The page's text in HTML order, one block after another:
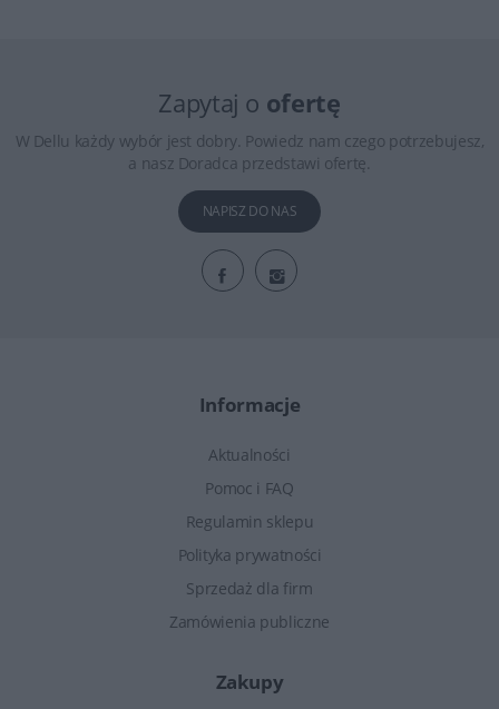
Zapytaj o ofertę
W Dellu każdy wybór jest dobry. Powiedz nam czego potrzebujesz,
a nasz Doradca przedstawi ofertę.
NAPISZ DO NAS
Informacje
Aktualności
Pomoc i FAQ
Regulamin sklepu
Polityka prywatności
Sprzedaż dla firm
Zamówienia publiczne
Zakupy